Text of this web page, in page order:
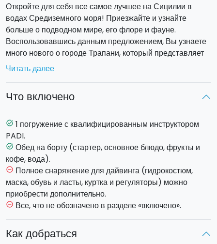
Откройте для себя все самое лучшее на Сицилии в
водах Средиземного моря! Приезжайте и узнайте
больше о подводном мире, его флоре и фауне.
Воспользовавшись данным предложением, Вы узнаете
много нового о городе Трапани, который представляет
собой идеальное место для дайвинга, с его
захватывающими и неожиданными пейзажами. Вы
два погружения (на Ваш выбор) и вкусно пообедаете.
Программа: предполагаемоевремя отплытияиз порта
Марсалы в 8.30, затем последует
дайвинга от опытного инструктора.
Первоепогружение
После короткогоперерыва и легких закусок на борту,
Вы сможете погрузитьсявторой раз. На обратной
дороге будет подано традиционное сицилийское блюдо,
свежие фрукты, местное вино и вода. Возвращение в
испытать новые впечатления от погружения в
чарующие воды Средиземного моря? Тогда свяжитесь с
Читать далее
Что включено
task_alt 1 погружение с квалифицированным инструктором
PADI.
task_alt Обед на борту (стартер, основное блюдо, фрукты и
кофе, вода).
remove_circle_outline Полное снаряжение для дайвинга (гидрокостюм,
маска, обувь и ласты, куртка и регуляторы) можно
приобрести дополнительно.
remove_circle_outline Все, что не обозначено в разделе «включено».
Как добраться